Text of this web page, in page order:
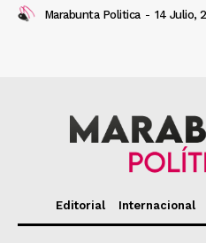
Marabunta Politica - 14 Julio,
Editorial Internacional